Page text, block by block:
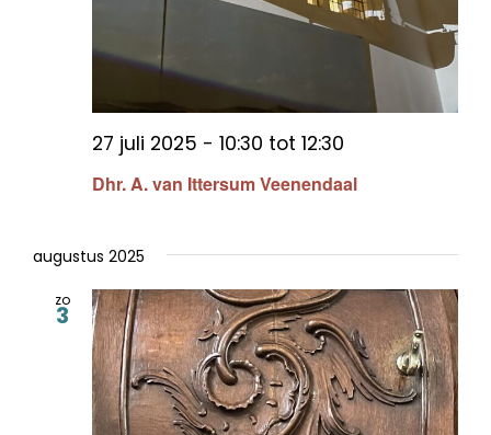
Dhr. A. van Ittersum Veenendaal
27 juli 2025 - 10:30 tot 12:30
augustus 2025
zo
3